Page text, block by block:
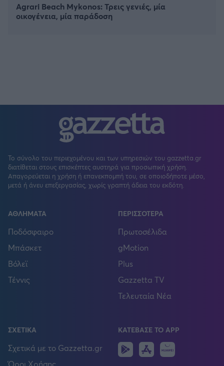
Agrari Beach Mykonos: Τρεις γενιές, μία
οικογένεια, μία παράδοση
Το σύνολο του περιεχομένου και των υπηρεσιών του gazzetta.gr
διατίθεται στους επισκέπτες αυστηρά για προσωπική χρήση.
Απαγορεύεται η χρήση ή επανεκπομπή του, σε οποιοδήποτε μέσο,
μετά ή άνευ επεξεργασίας, χωρίς γραπτή άδεια του εκδότη.
ΑΘΛΗΜΑΤΑ
Ποδόσφαιρο
Μπάσκετ
Βόλεϊ
Τέννις
ΠΕΡΙΣΣΟΤΕΡΑ
Πρωτοσέλιδα
gMotion
Plus
Gazzetta TV
Τελευταία Νέα
ΣΧΕΤΙΚΑ
Σχετικά με το Gazzetta.gr
Όροι Χρήσης
ΚΑΤΕΒΑΣΕ ΤΟ APP
Android
IOS